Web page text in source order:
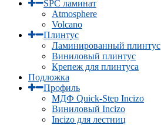
SPC ламинат
Atmosphere
Volcano
Плинтус
Ламинированный плинтус
Виниловый плинтус
Крепеж для плинтуса
Подложка
Профиль
МДФ Quick-Step Incizo
Виниловый Incizo
Incizo для лестниц